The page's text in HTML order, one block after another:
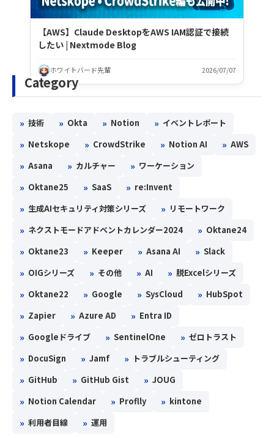
【AWS】Claude DesktopをAWS IAM認証で接続
したい | Nextmode Blog
ホワイトバード先輩 2026/07/07
Category
» 技術 » Okta » Notion » イベントレポート
» Netskope » CrowdStrike » Notion AI » AWS
» Asana » カルチャー » ワーケーション
» Oktane25 » SaaS » re:Invent
» 生成AIセキュリティ対策シリーズ » リモートワーク
» ネクストモードアドベントカレンダー2024 » Oktane24
» Oktane23 » Keeper » Asana AI » Slack
» OIGシリーズ » その他 » AI » 脱Excelシリーズ
» Oktane22 » Google » SysCloud » HubSpot
» Zapier » Azure AD » Entra ID
» Googleドライブ » SentinelOne » ゼロトラスト
» DocuSign » Jamf » トラブルシューティング
» GitHub » GitHub Gist » JOUG
» Notion Calendar » Proflly » kintone
» 利用者目線 » 運用